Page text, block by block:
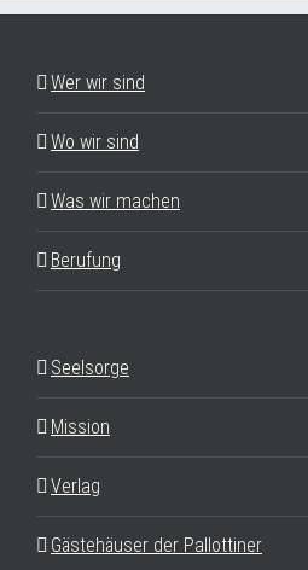
Wer wir sind
Wo wir sind
Was wir machen
Berufung
Seelsorge
Mission
Verlag
Gästehäuser der Pallottiner